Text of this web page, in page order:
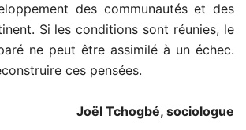
des communautés et des
Si les conditions sont réunies, le
ne peut être assimilé à un échec.
ces pensées.
Joël Tchogbé, sociologue